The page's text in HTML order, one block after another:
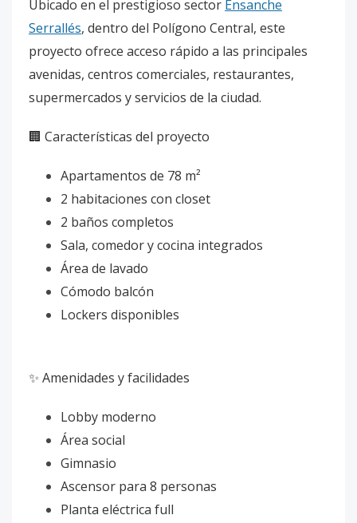
Ubicado en el prestigioso sector Ensanche
Serrallés, dentro del Polígono Central, este
proyecto ofrece acceso rápido a las principales
avenidas, centros comerciales, restaurantes,
supermercados y servicios de la ciudad.
🏢 Características del proyecto
Apartamentos de 78 m²
2 habitaciones con closet
2 baños completos
Sala, comedor y cocina integrados
Área de lavado
Cómodo balcón
Lockers disponibles
✨ Amenidades y facilidades
Lobby moderno
Área social
Gimnasio
Ascensor para 8 personas
Planta eléctrica full